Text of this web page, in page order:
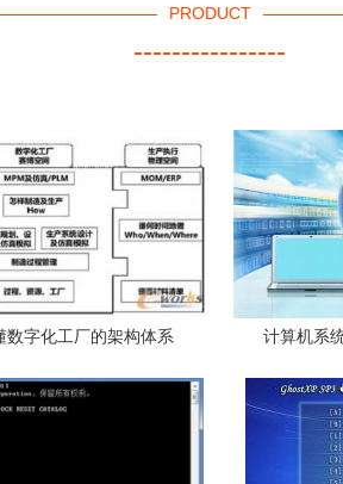
PRODUCT
----------------
数字化工厂的架构体系 计算机系